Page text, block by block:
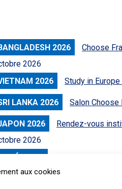
aux cookies
2026 Choose
2026
2026 Study in Europe
LANKA 2026 Salon Choose
2026 Rendez-vous
2026
2026 Salon "Etudier
2026